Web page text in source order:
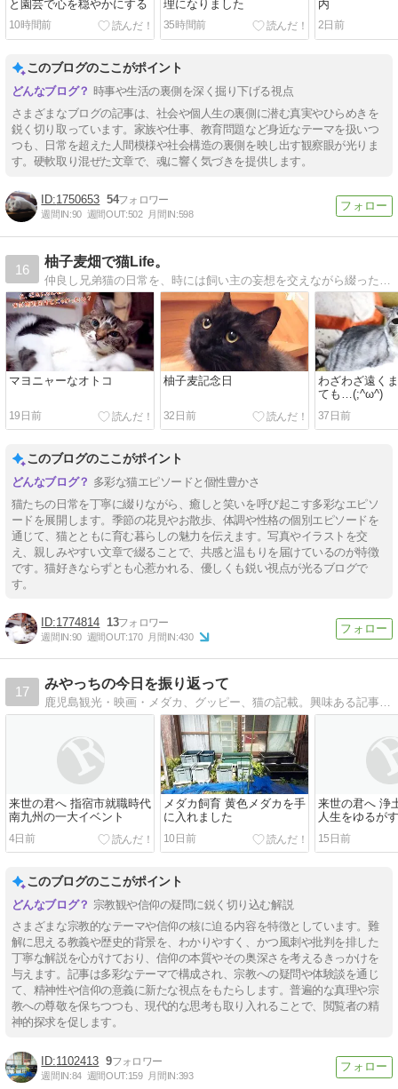
と園芸で心を穏やかにする
10時間前
理になりました
35時間前
内
2日前
このブログのここがポイント
時事や生活の裏側を深く掘り下げる視点
さまざまなブログの記事は、社会や個人生の裏側に潜む真実やひらめきを
鋭く切り取っています。家族や仕事、教育問題など身近なテーマを扱いつ
つも、日常を超えた人間模様や社会構造の裏側を映し出す観察眼が光りま
す。硬軟取り混ぜた文章で、魂に響く気づきを提供します。
1750653 54
週間IN:90 週間OUT:502 月間IN:598
16
柚子麦畑で猫Life。
マヨニャーなオトコ
19日前
柚子麦記念日
32日前
わざわざ遠く
ても…(;^ω^)
37日前
このブログのここがポイント
多彩な猫エピソードと個性豊かさ
猫たちの日常を丁寧に綴りながら、癒しと笑いを呼び起こす多彩なエピソ
ードを展開します。季節の花見やお散歩、体調や性格の個別エピソードを
通じて、猫とともに育む暮らしの魅力を伝えます。写真やイラストを交
え、親しみやすい文章で綴ることで、共感と温もりを届けているのが特徴
です。猫好きならずとも心惹かれる、優しくも鋭い視点が光るブログで
す。
1774814 13
週間IN:90 週間OUT:170 月間IN:430
17
みやっちの今日を振り返って
鹿児島観光・映画・メダカ、グッピー、猫の記載。興味ある記事も掲載していますので、是非お立ち寄り下さい。
来世の君へ 指宿市就職時代
南九州の一大イベント
4日前
メダカ飼育 黄色メダカを手
に入れました
10日前
来世の君へ 浄
人生をゆるが
15日前
このブログのここがポイント
宗教観や信仰の疑問に鋭く切り込む解説
さまざまな宗教的なテーマや信仰の核に迫る内容を特徴としています。難
解に思える教義や歴史的背景を、わかりやすく、かつ風刺や批判を排した
丁寧な解説を心がけており、信仰の本質やその奥深さを考えるきっかけを
与えます。記事は多彩なテーマで構成され、宗教への疑問や体験談を通じ
て、精神性や信仰の意義に新たな視点をもたらします。普遍的な真理や宗
教への尊敬を保ちつつも、現代的な思考も取り入れることで、閲覧者の精
神的探求を促します。
1102413 9
週間IN:84 週間OUT:159 月間IN:393